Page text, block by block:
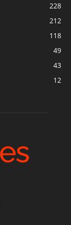
228
212
118
49
43
12